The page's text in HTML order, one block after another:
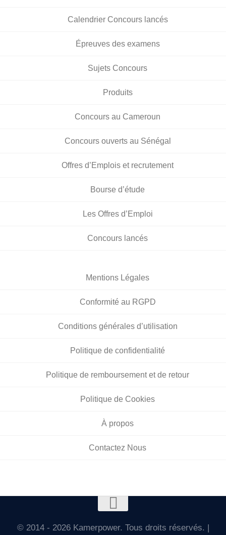
Calendrier Concours lancés
Épreuves des examens
Sujets Concours
Produits
Concours au Cameroun
Concours ouverts au Sénégal
Offres d’Emplois et recrutement
Bourse d’étude
Les Offres d’Emploi
Concours lancés
Mentions Légales
Conformité au RGPD
Conditions générales d’utilisation
Politique de confidentialité
Politique de remboursement et de retour
Politique de Cookies
À propos
Contactez Nous
© 2014 - 2026 Kamerpower. Tous droits réservés. |